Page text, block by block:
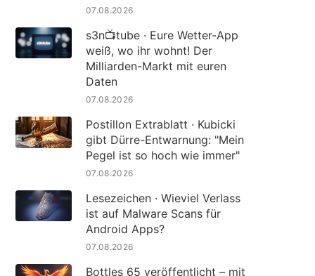
07.08.2026
s3n📺tube · Eure Wetter-App
weiß, wo ihr wohnt! Der
Milliarden-Markt mit euren
Daten
07.08.2026
Postillon Extrablatt · Kubicki
gibt Dürre-Entwarnung: "Mein
Pegel ist so hoch wie immer"
07.08.2026
Lesezeichen · Wieviel Verlass
ist auf Malware Scans für
Android Apps?
07.08.2026
Bottles 65 veröffentlicht – mit